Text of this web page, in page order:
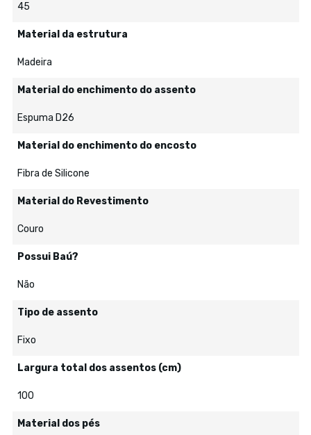
45
Material da estrutura
Madeira
Material do enchimento do assento
Espuma D26
Material do enchimento do encosto
Fibra de Silicone
Material do Revestimento
Couro
Possui Baú?
Não
Tipo de assento
Fixo
Largura total dos assentos (cm)
100
Material dos pés